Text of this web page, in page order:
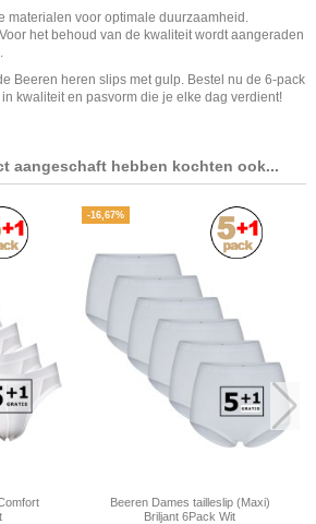
materialen voor optimale duurzaamheid.
het behoud van de kwaliteit wordt aangeraden
Beeren heren slips met gulp. Bestel nu de 6-pack
kwaliteit en pasvorm die je elke dag verdient!
aangeschaft hebben kochten ook...
-16,67%
Beeren Dames tailleslip (Maxi)
Briljant 6Pack Wit